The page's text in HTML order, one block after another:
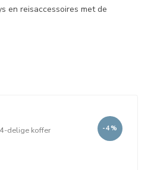
en reisaccessoires met de
4-delige koffer
-4%